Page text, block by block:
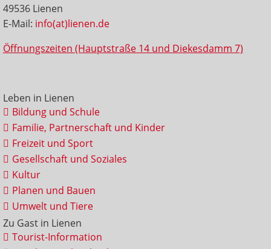
49536 Lienen
E-Mail: info(at)lienen.de
Öffnungszeiten (Hauptstraße 14 und Diekesdamm 7)
Leben in Lienen
Bildung und Schule
Familie, Partnerschaft und Kinder
Freizeit und Sport
Gesellschaft und Soziales
Kultur
Planen und Bauen
Umwelt und Tiere
Zu Gast in Lienen
Tourist-Information